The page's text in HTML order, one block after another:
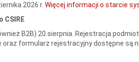
2026 r. Więcej informacji o starcie
CSIRE
B2B) 20 sierpnia. Rejestracja
oraz formularz rejestracyjny dostępne są